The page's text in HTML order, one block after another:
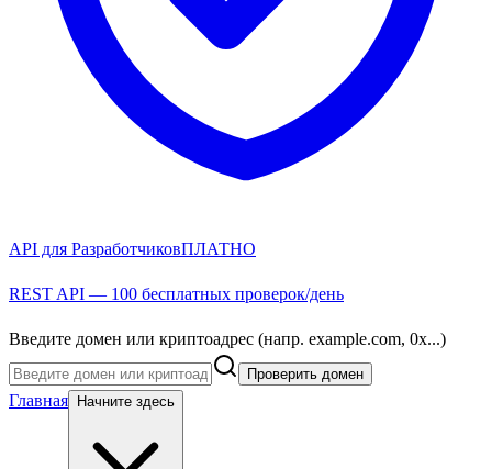
API для РазработчиковПЛАТНО
REST API — 100 бесплатных проверок/день
Введите домен или криптоадрес (напр. example.com, 0x...)
Проверить домен
Главная Начните здесь